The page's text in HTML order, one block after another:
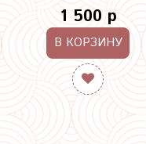
1 500 р
В КОРЗИНУ